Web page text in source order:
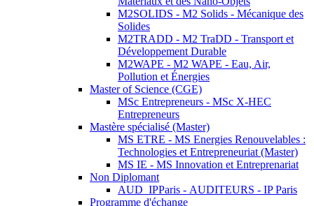
M2SOLIDS - M2 Solids - Mécanique des
Solides
M2TRADD - M2 TraDD - Transport et
Développement Durable
M2WAPE - M2 WAPE - Eau, Air,
Pollution et Énergies
Master of Science (CGE)
MSc Entrepreneurs - MSc X-HEC
Entrepreneurs
Mastère spécialisé (Master)
MS ETRE - MS Energies Renouvelables :
Technologies et Entrepreneuriat (Master)
MS IE - MS Innovation et Entreprenariat
Non Diplomant
AUD_IPParis - AUDITEURS - IP Paris
Programme d'échange